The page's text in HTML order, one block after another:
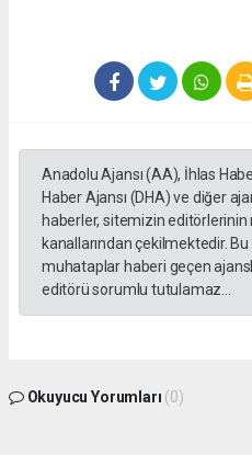
Anadolu Ajansı (AA), İhlas
Haber Ajansı (DHA) ve diğer
haberler, sitemizin
kanallarından çekilmektedir.
muhataplar haberi geçen
editörü sorumlu tutulamaz...
Okuyucu Yorumları (0)